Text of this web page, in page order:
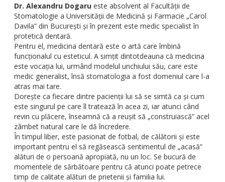
Dr. Alexandru Dogaru este absolvent al Facultății de
Stomatologie a Universității de Medicină și Farmacie „Carol
Davila” din București și în prezent este medic specialist în
protetică dentară.
Pentru el, medicina dentară este o artă care îmbină
funcționalul cu esteticul. A simțit dintotdeauna că medicina
este vocația lui, urmând modelul unchiului său, care este
medic generalist, însă stomatologia a fost domeniul care l-a
atras mai tare.
Dorește ca fiecare dintre pacienții lui să se simtă ca și cum
este singurul pe care îl tratează în acea zi, iar atunci când
revin cu plăcere, înseamnă că a reușit să „construiască” acel
zâmbet natural care le dă încredere.
În timpul liber, este pasionat de fotbal, de călătorii și este
important pentru el să regăsească sentimentul de „acasă”
alături de o persoană apropiată, nu un loc. Se bucură de
momentele de sărbătoare pentru că atunci poate petrece
timp de calitate alături de prietenii și familia lui.